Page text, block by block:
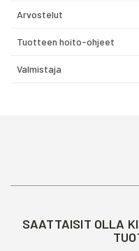
Arvostelut
Tuotteen hoito-ohjeet
Valmistaja
SAATTAISIT OLLA